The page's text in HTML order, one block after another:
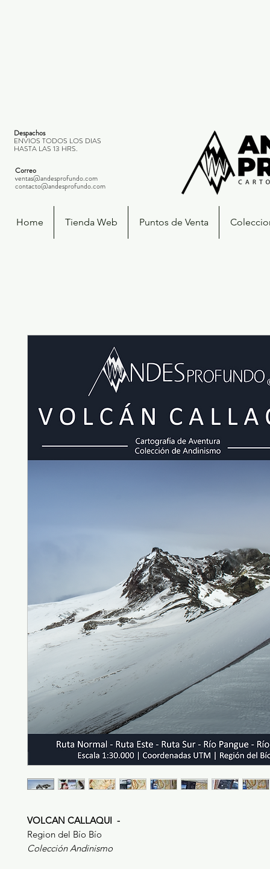
Despachos
ENVIOS TODOS LOS DIAS
HASTA LAS 13 HRS.
Correo
ventas@andesprofundo.com
contacto@andesprofundo.com
Home Tienda Web Puntos de Venta
VOLCAN CALLAQUI -
Region del Bío Bío
Colección Andinismo